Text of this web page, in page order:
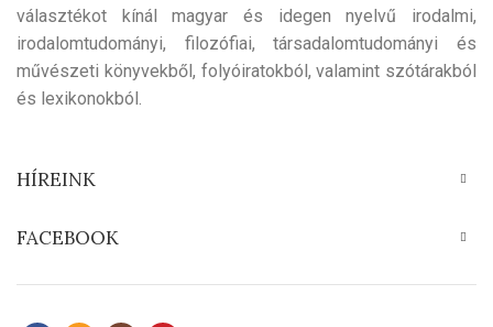
választékot kínál magyar és idegen nyelvű irodalmi,
irodalomtudományi, filozófiai, társadalomtudományi és
művészeti könyvekből, folyóiratokból, valamint szótárakból
és lexikonokból.
HÍREINK
FACEBOOK